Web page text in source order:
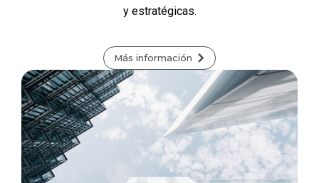
y estratégicas.
Más información